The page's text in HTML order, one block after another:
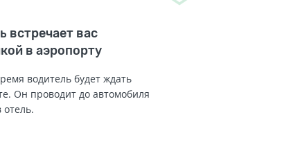
встречает вас
в аэропорту
водитель будет ждать
Он проводит до автомобиля
отель.